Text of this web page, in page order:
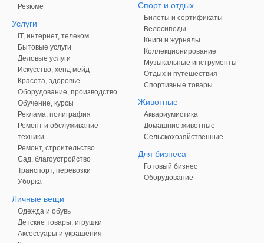
Резюме
Услуги
IT, интернет, телеком
Бытовые услуги
Деловые услуги
Искусство, хенд мейд
Красота, здоровье
Оборудование, производство
Обучение, курсы
Реклама, полиграфия
Ремонт и обслуживание
техники
Ремонт, строительство
Сад, благоустройство
Транспорт, перевозки
Уборка
Личные вещи
Одежда и обувь
Детские товары, игрушки
Аксессуары и украшения
Спорт и отдых
Билеты и сертификаты
Велосипеды
Книги и журналы
Коллекционирование
Музыкальные инструменты
Отдых и путешествия
Спортивные товары
Животные
Аквариумистика
Домашние животные
Сельскохозяйственные
Для бизнеса
Готовый бизнес
Оборудование